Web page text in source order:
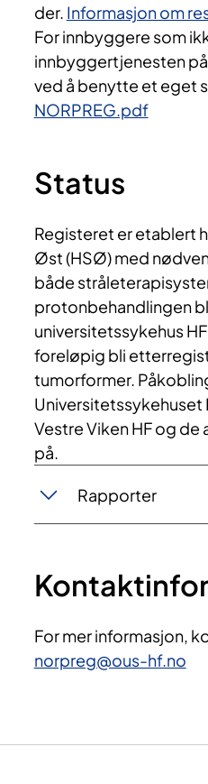
der. Informasjon om
For innbyggere som
innbyggertjenesten
ved å benytte et eget
NORPREG.pdf
Status
Registeret er etablert
Øst (HSØ) med
både
protonbehandlingen
universitetssykehus
foreløpig bli
tumorformer.
Vestre Viken HF og
på.
Rapporter
For mer informasjon,
norpreg@ous-hf.no